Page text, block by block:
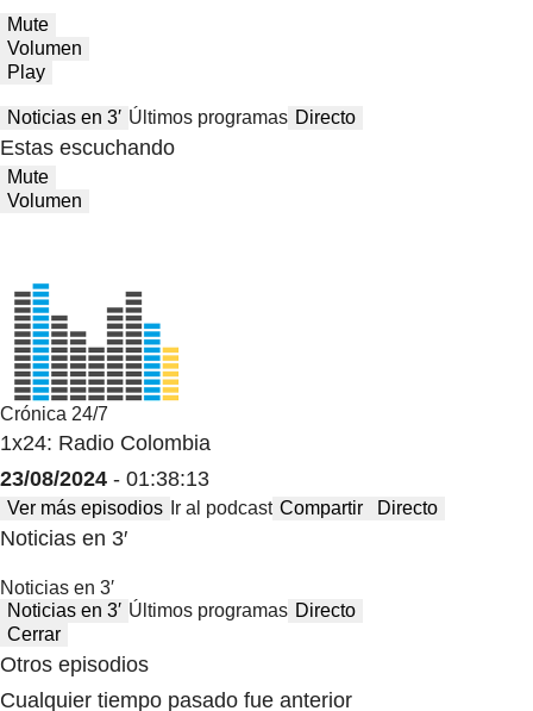
Mute
Volumen
Play
Noticias en 3′ Últimos programas Directo
Estas escuchando
Mute
Volumen
Crónica 24/7
1x24: Radio Colombia
23/08/2024 - 01:38:13
Ver más episodios Ir al podcast Compartir Directo
Noticias en 3′
Noticias en 3′
Noticias en 3′ Últimos programas Directo
Cerrar
Otros episodios
Cualquier tiempo pasado fue anterior